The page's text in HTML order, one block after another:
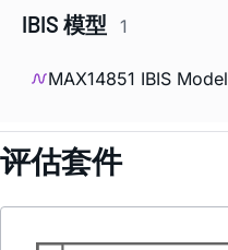
IBIS 模型 1
MAX14851 IBIS Model
评估套件